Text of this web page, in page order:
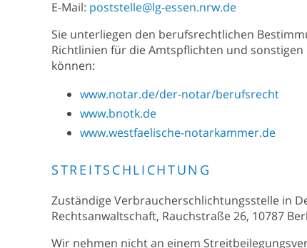
E-Mail: poststelle@lg-essen.nrw.de
Sie unterliegen den berufsrechtlichen
Richtlinien für die Amtspflichten und
können:
www.notar.de/der-notar/berufsrecht
www.bnotk.de
www.westfaelische-notarkammer.de
STREITSCHLICHTUNG
Zuständige Verbraucherschlichtungsstelle in
Rechtsanwaltschaft, Rauchstraße 26, 10787
Wir nehmen nicht an einem